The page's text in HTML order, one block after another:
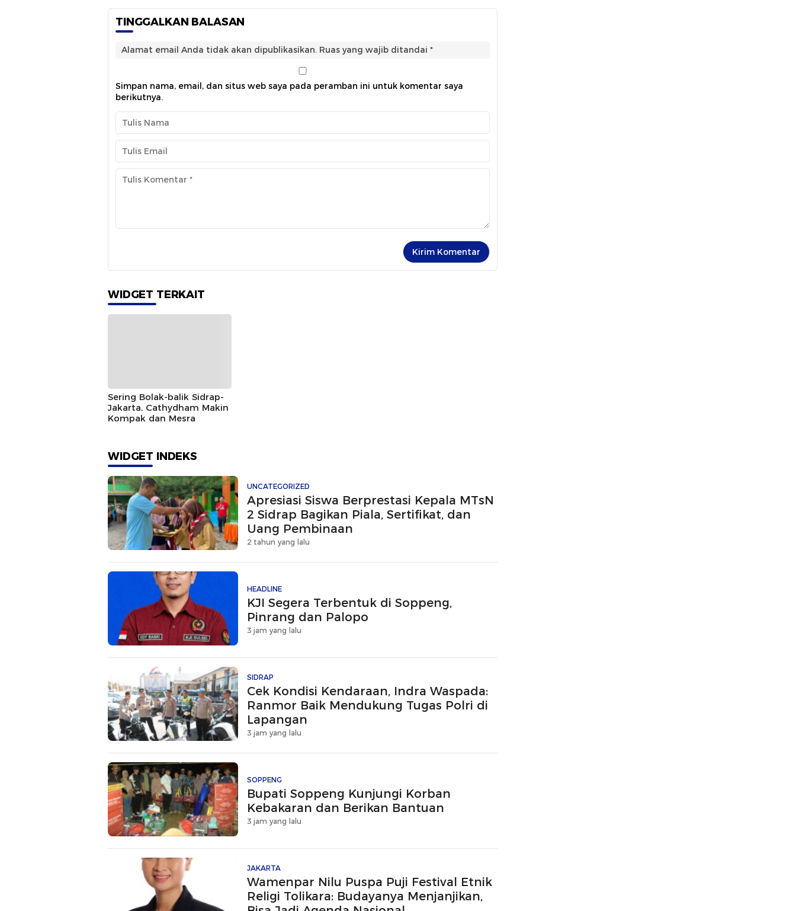
TINGGALKAN BALASAN
Alamat email Anda tidak akan dipublikasikan. Ruas yang wajib ditandai *
Simpan nama, email, dan situs web saya pada peramban ini untuk komentar saya
berikutnya.
WIDGET TERKAIT
Sering Bolak-balik Sidrap-
Jakarta, Cathydham Makin
Kompak dan Mesra
WIDGET INDEKS
UNCATEGORIZED
Apresiasi Siswa Berprestasi Kepala MTsN
2 Sidrap Bagikan Piala, Sertifikat, dan
Uang Pembinaan
2 tahun yang lalu
HEADLINE
KJI Segera Terbentuk di Soppeng,
Pinrang dan Palopo
3 jam yang lalu
SIDRAP
Cek Kondisi Kendaraan, Indra Waspada:
Ranmor Baik Mendukung Tugas Polri di
Lapangan
3 jam yang lalu
SOPPENG
Bupati Soppeng Kunjungi Korban
Kebakaran dan Berikan Bantuan
3 jam yang lalu
JAKARTA
Wamenpar Nilu Puspa Puji Festival Etnik
Religi Tolikara: Budayanya Menjanjikan,